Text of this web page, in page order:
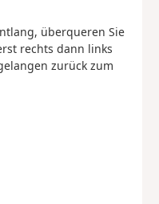
überqueren Sie
rechts dann links
zurück zum